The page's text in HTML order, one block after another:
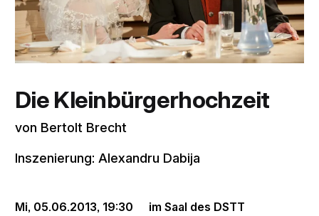
Mi, 05.06.2013, 19:30 im Saal des DSTT
Die Kleinbürgerhochzeit
von Bertolt Brecht
Inszenierung: Alexandru Dabija